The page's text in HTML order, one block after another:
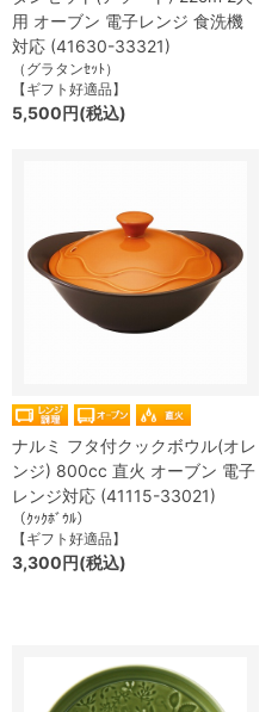
用 オーブン 電子レンジ 食洗機
対応 (41630-33321)
（グラタンｾｯﾄ）
【ギフト好適品】
5,500円(税込)
ナルミ フタ付クックボウル(オレ
ンジ) 800cc 直火 オーブン 電子
レンジ対応 (41115-33021)
（ｸｯｸﾎﾞｳﾙ）
【ギフト好適品】
3,300円(税込)